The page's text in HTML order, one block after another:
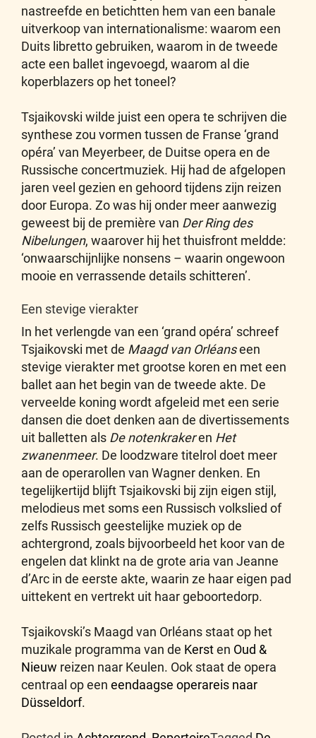
nastreefde en betichtten hem van een banale
uitverkoop van internationalisme: waarom een
Duits libretto gebruiken, waarom in de tweede
acte een ballet ingevoegd, waarom al die
koperblazers op het toneel?
Tsjaikovski wilde juist een opera te schrijven die
synthese zou vormen tussen de Franse ‘grand
opéra’ van Meyerbeer, de Duitse opera en de
Russische concertmuziek. Hij had de afgelopen
jaren veel gezien en gehoord tijdens zijn reizen
door Europa. Zo was hij onder meer aanwezig
geweest bij de première van Der Ring des
Nibelungen, waarover hij het thuisfront meldde:
‘onwaarschijnlijke nonsens – waarin ongewoon
mooie en verrassende details schitteren’.
Een stevige vierakter
In het verlengde van een ‘grand opéra’ schreef
Tsjaikovski met de Maagd van Orléanseen
stevige vierakter met grootse koren en met een
ballet aan het begin van de tweede akte. De
verveelde koning wordt afgeleid met een serie
dansen die doet denken aan de divertissements
uit balletten als De notenkrakeren Het
zwanenmeer. De loodzware titelrol doet meer
aan de operarollen van Wagner denken. En
tegelijkertijd blijft Tsjaikovski bij zijn eigen stijl,
melodieus met soms een Russisch volkslied of
zelfs Russisch geestelijke muziek op de
achtergrond, zoals bijvoorbeeld het koor van de
engelen dat klinkt na de grote aria van Jeanne
d’Arc in de eerste akte, waarin ze haar eigen pad
uittekent en vertrekt uit haar geboortedorp.
Tsjaikovski’s Maagd van Orléans staat op het
muzikale programma van de Kersten Oud &
Nieuw reizen naar Keulen. Ook staat de opera
centraal op een eendaagse operareis naar
Düsseldorf.